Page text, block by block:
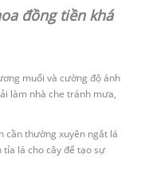
đồng tiền khá
muối và cường độ ánh
làm nhà che tránh mưa,
cần thường xuyên ngắt lá
tỉa lá cho cây để tạo sự